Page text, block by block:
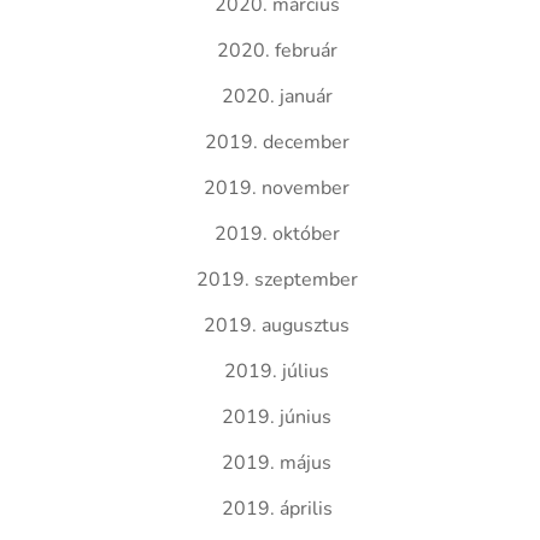
2020. február
2020. január
2019. december
2019. november
2019. október
2019. szeptember
2019. augusztus
2019. július
2019. június
2019. május
2019. április